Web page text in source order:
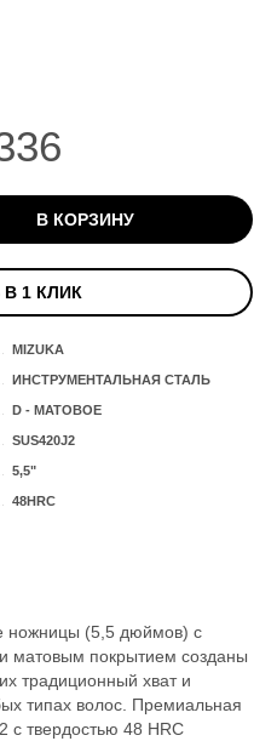
В КОРЗИНУ
1 КЛИК
MIZUKA
ИНСТРУМЕНТАЛЬНАЯ СТАЛЬ
D - МАТОВОЕ
SUS420J2
5,5"
48HRC
ножницы (5,5 дюймов) с
матовым покрытием созданы
традиционный хват и
типах волос. Премиальная
с твердостью 48 HRC